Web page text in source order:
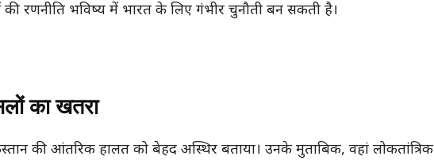
रणनीति भविष्य में भारत के लिए गंभीर चुनौती बन सकती है।
का खतरा
की आंतरिक हालत को बेहद अस्थिर बताया। उनके मुताबिक, वहां लोकतांत्रिक